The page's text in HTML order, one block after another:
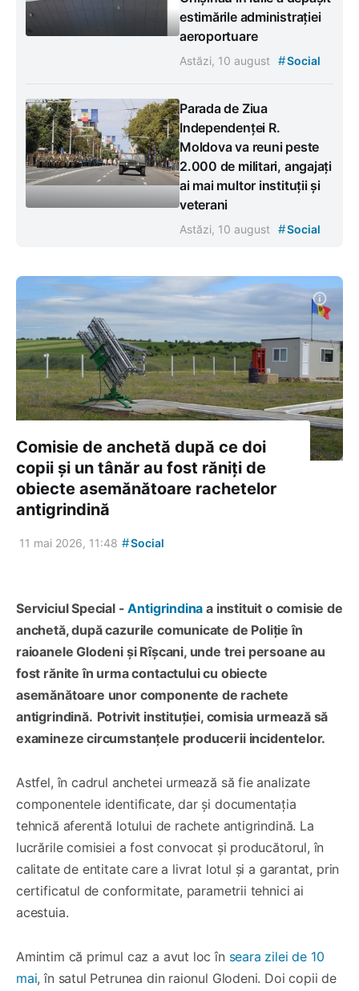
estimările administrației
aeroportuare
Astăzi, 10 august #Social
Parada de Ziua
Independenței R.
Moldova va reuni peste
2.000 de militari, angajați
ai mai multor instituții și
veterani
Astăzi, 10 august #Social
Comisie de anchetă după ce doi
copii și un tânăr au fost răniți de
obiecte asemănătoare rachetelor
antigrindină
11 mai 2026, 11:48 #Social
Serviciul Special -Antigrindina a instituit o comisie de
anchetă, după cazurile comunicate de Poliție în
raioanele Glodeni și Rîșcani, unde trei persoane au
fost rănite în urma contactului cu obiecte
asemănătoare unor componente de rachete
antigrindină. Potrivit instituției, comisia urmează să
examineze circumstanțele producerii incidentelor.
Astfel, în cadrul anchetei urmează să fie analizate
componentele identificate, dar și documentația
tehnică aferentă lotului de rachete antigrindină. La
lucrările comisiei a fost convocat și producătorul, în
calitate de entitate care a livrat lotul și a garantat, prin
certificatul de conformitate, parametrii tehnici ai
acestuia.
Amintim că primul caz a avut loc în seara zilei de 10
mai, în satul Petrunea din raionul Glodeni. Doi copii de